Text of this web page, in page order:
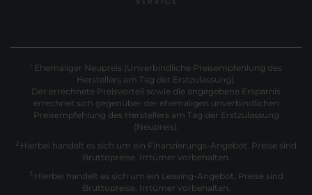
1 Ehemaliger Neupreis (Unverbindliche Preisempfehlung des
Herstellers am Tag der Erstzulassung).
Der errechnete Preisvorteil sowie die angegebene Ersparnis
errechnet sich gegenüber der ehemaligen unverbindlichen
Preisempfehlung des Herstellers am Tag der Erstzulassung
(Neupreis).
2 Hierbei handelt es sich um ein Finanzierungs-Angebot. Preise sind
Bruttopreise. Irrtümer vorbehalten.
3 Hierbei handelt es sich um ein Leasing-Angebot. Preise sind
Bruttopreise. Irrtümer vorbehalten.